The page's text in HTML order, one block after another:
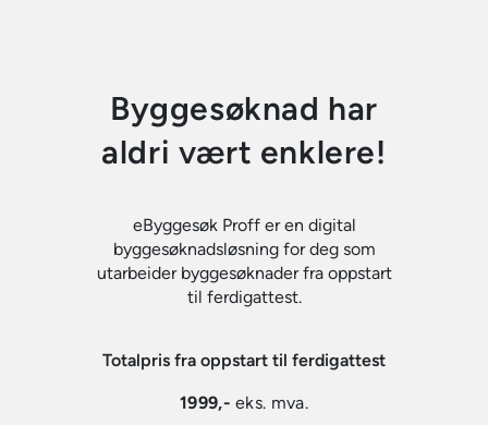
Byggesøknad har
aldri vært enklere!
eByggesøk Proff er en digital
byggesøknadsløsning for deg som
utarbeider byggesøknader fra oppstart
til ferdigattest.
Totalpris fra oppstart til ferdigattest
1999,-eks. mva.